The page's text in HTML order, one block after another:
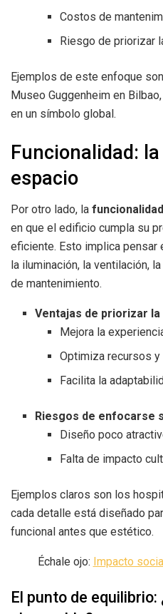
Costos de
Riesgo de priorizar
Ejemplos de este enfoque
Museo Guggenheim en
en un símbolo global.
Funcionalidad: la
espacio
Por otro lado, la
en que el edificio cumpla su
eficiente. Esto implica pensar
la iluminación, la ventilación,
de mantenimiento.
Ventajas de priorizar
Mejora la
Optimiza recursos
Facilita la
Riesgos de enfocarse
Diseño poco
Falta de impacto
Ejemplos claros son los
cada detalle está diseñado
funcional antes que estético.
Échale ojo: Impacto
El punto de